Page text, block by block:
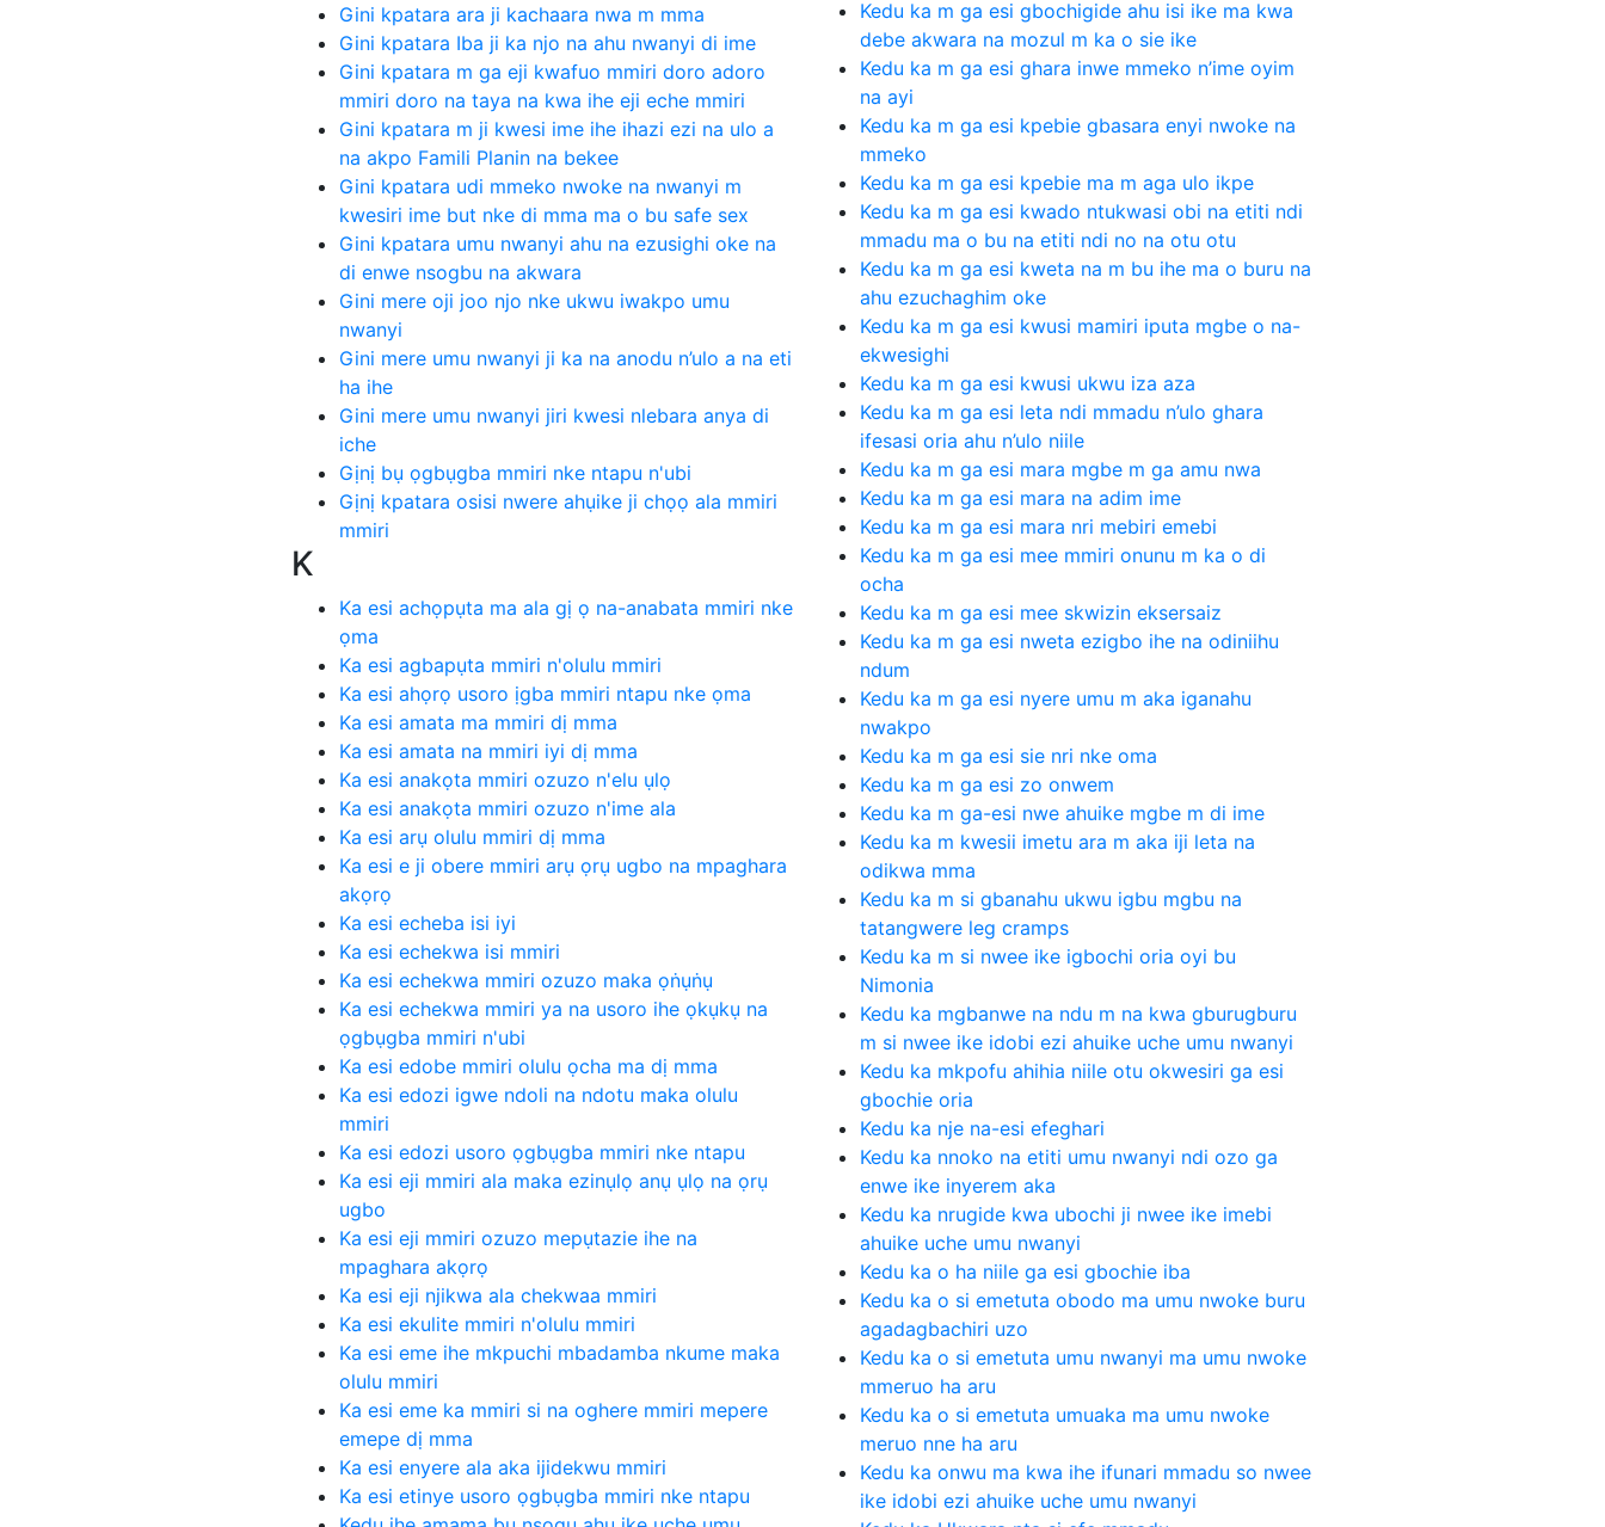
Gini kpatara ara ji kachaara nwa m mma
Gini kpatara Iba ji ka njo na ahu nwanyi di ime
Gini kpatara m ga eji kwafuo mmiri doro adoro
mmiri doro na taya na kwa ihe eji eche mmiri
Gini kpatara m ji kwesi ime ihe ihazi ezi na ulo a
na akpo Famili Planin na bekee
Gini kpatara udi mmeko nwoke na nwanyi m
kwesiri ime but nke di mma ma o bu safe sex
Gini kpatara umu nwanyi ahu na ezusighi oke na
di enwe nsogbu na akwara
Gini mere oji joo njo nke ukwu iwakpo umu
nwanyi
Gini mere umu nwanyi ji ka na anodu n’ulo a na eti
ha ihe
Gini mere umu nwanyi jiri kwesi nlebara anya di
iche
Gịnị bụ ọgbụgba mmiri nke ntapu n'ubi
Gịnị kpatara osisi nwere ahụike ji chọọ ala mmiri
mmiri
K
Ka esi achọpụta ma ala gị ọ na-anabata mmiri nke
ọma
Ka esi agbapụta mmiri n'olulu mmiri
Ka esi ahọrọ usoro ịgba mmiri ntapu nke ọma
Ka esi amata ma mmiri dị mma
Ka esi amata na mmiri iyi dị mma
Ka esi anakọta mmiri ozuzo n'elu ụlọ
Ka esi anakọta mmiri ozuzo n'ime ala
Ka esi arụ olulu mmiri dị mma
Ka esi e ji obere mmiri arụ ọrụ ugbo na mpaghara
akọrọ
Ka esi echeba isi iyi
Ka esi echekwa isi mmiri
Ka esi echekwa mmiri ozuzo maka ọṅụṅụ
Ka esi echekwa mmiri ya na usoro ihe ọkụkụ na
ọgbụgba mmiri n'ubi
Ka esi edobe mmiri olulu ọcha ma dị mma
Ka esi edozi igwe ndoli na ndotu maka olulu
mmiri
Ka esi edozi usoro ọgbụgba mmiri nke ntapu
Ka esi eji mmiri ala maka ezinụlọ anụ ụlọ na ọrụ
ugbo
Ka esi eji mmiri ozuzo mepụtazie ihe na
mpaghara akọrọ
Ka esi eji njikwa ala chekwaa mmiri
Ka esi ekulite mmiri n'olulu mmiri
Ka esi eme ihe mkpuchi mbadamba nkume maka
olulu mmiri
Ka esi eme ka mmiri si na oghere mmiri mepere
emepe dị mma
Ka esi enyere ala aka ijidekwu mmiri
Ka esi etinye usoro ọgbụgba mmiri nke ntapu
Kedu ka m ga esi gbochigide ahu isi ike ma kwa
debe akwara na mozul m ka o sie ike
Kedu ka m ga esi ghara inwe mmeko n’ime oyim
na ayi
Kedu ka m ga esi kpebie gbasara enyi nwoke na
mmeko
Kedu ka m ga esi kpebie ma m aga ulo ikpe
Kedu ka m ga esi kwado ntukwasi obi na etiti ndi
mmadu ma o bu na etiti ndi no na otu otu
Kedu ka m ga esi kweta na m bu ihe ma o buru na
ahu ezuchaghim oke
Kedu ka m ga esi kwusi mamiri iputa mgbe o na-
ekwesighi
Kedu ka m ga esi kwusi ukwu iza aza
Kedu ka m ga esi leta ndi mmadu n’ulo ghara
ifesasi oria ahu n’ulo niile
Kedu ka m ga esi mara mgbe m ga amu nwa
Kedu ka m ga esi mara na adim ime
Kedu ka m ga esi mara nri mebiri emebi
Kedu ka m ga esi mee mmiri onunu m ka o di
ocha
Kedu ka m ga esi mee skwizin eksersaiz
Kedu ka m ga esi nweta ezigbo ihe na odiniihu
ndum
Kedu ka m ga esi nyere umu m aka iganahu
nwakpo
Kedu ka m ga esi sie nri nke oma
Kedu ka m ga esi zo onwem
Kedu ka m ga-esi nwe ahuike mgbe m di ime
Kedu ka m kwesii imetu ara m aka iji leta na
odikwa mma
Kedu ka m si gbanahu ukwu igbu mgbu na
tatangwere leg cramps
Kedu ka m si nwee ike igbochi oria oyi bu
Nimonia
Kedu ka mgbanwe na ndu m na kwa gburugburu
m si nwee ike idobi ezi ahuike uche umu nwanyi
Kedu ka mkpofu ahihia niile otu okwesiri ga esi
gbochie oria
Kedu ka nje na-esi efeghari
Kedu ka nnoko na etiti umu nwanyi ndi ozo ga
enwe ike inyerem aka
Kedu ka nrugide kwa ubochi ji nwee ike imebi
ahuike uche umu nwanyi
Kedu ka o ha niile ga esi gbochie iba
Kedu ka o si emetuta obodo ma umu nwoke buru
agadagbachiri uzo
Kedu ka o si emetuta umu nwanyi ma umu nwoke
mmeruo ha aru
Kedu ka o si emetuta umuaka ma umu nwoke
meruo nne ha aru
Kedu ka onwu ma kwa ihe ifunari mmadu so nwee
ike idobi ezi ahuike uche umu nwanyi